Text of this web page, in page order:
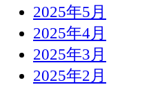
2025年5月
2025年4月
2025年3月
2025年2月